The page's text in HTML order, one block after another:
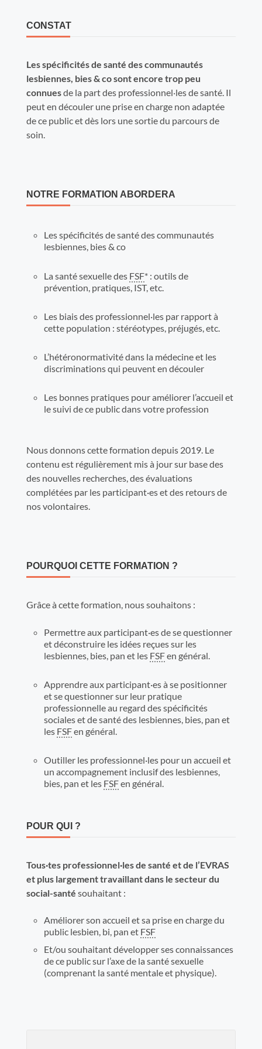
CONSTAT
Les spécificités de santé des communautés
lesbiennes, bies & co sont encore trop peu
connuesde la part des professionnel‧les de santé. Il
peut en découler une prise en charge non adaptée
de ce public et dès lors une sortie du parcours de
soin.
NOTRE FORMATION ABORDERA
Les spécificités de santé des communautés
lesbiennes, bies & co
La santé sexuelle des FSF* : outils de
prévention, pratiques, IST, etc.
Les biais des professionnel·les par rapport à
cette population : stéréotypes, préjugés, etc.
L’hétéronormativité dans la médecine et les
discriminations qui peuvent en découler
Les bonnes pratiques pour améliorer l’accueil et
le suivi de ce public dans votre profession
Nous donnons cette formation depuis 2019. Le
contenu est régulièrement mis à jour sur base des
des nouvelles recherches, des évaluations
complétées par les participant·es et des retours de
nos volontaires.
POURQUOI CETTE FORMATION ?
Grâce à cette formation, nous souhaitons :
Permettre aux participant·es de se questionner
et déconstruire les idées reçues sur les
lesbiennes, bies, pan et les FSFen général.
Apprendre aux participant·es à se positionner
et se questionner sur leur pratique
professionnelle au regard des spécificités
sociales et de santé des lesbiennes, bies, pan et
les FSFen général.
Outiller les professionnel·les pour un accueil et
un accompagnement inclusif des lesbiennes,
bies, pan et les FSFen général.
POUR QUI ?
Tous·tes professionnel·les de santé et de l’EVRAS
et plus largement travaillant dans le secteur du
social-santé souhaitant :
Améliorer son accueil et sa prise en charge du
public lesbien, bi, pan et FSF
Et/ou souhaitant développer ses connaissances
de ce public sur l’axe de la santé sexuelle
(comprenant la santé mentale et physique).